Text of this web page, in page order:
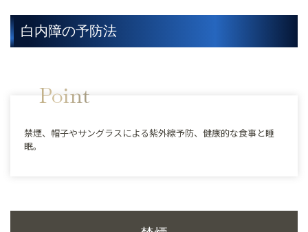
白内障の予防法
Point
禁煙、帽子やサングラスによる紫外線予防、健康的な食事と睡
眠。